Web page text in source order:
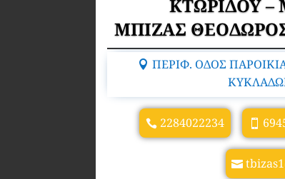
ΚΤΩΡΙΔΟΥ
ΜΠΙΖΑΣ
ΠΕΡΙΦ. ΟΔΟΣ
2284022234